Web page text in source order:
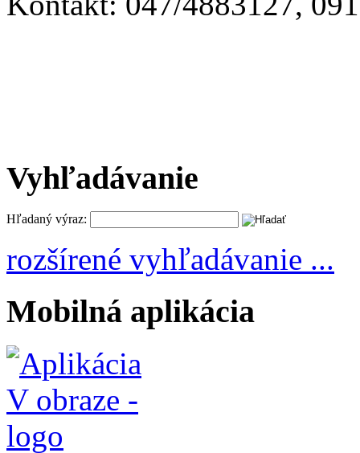
Vyhľadávanie
Hľadaný výraz:
rozšírené vyhľadávanie ...
Mobilná aplikácia